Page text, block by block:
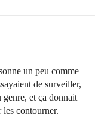
un peu comme
de surveiller,
genre, et ça donnait
contourner.